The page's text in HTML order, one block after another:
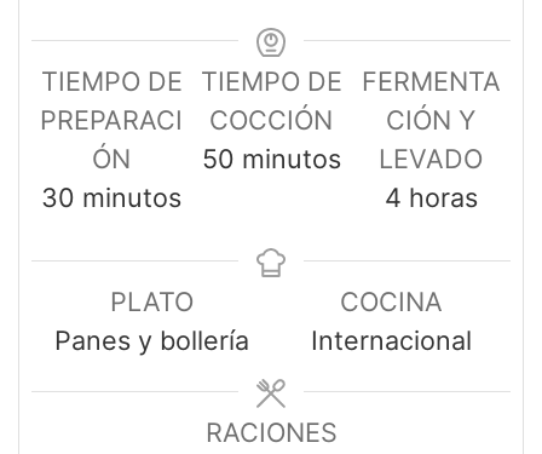
TIEMPO DE
PREPARACI
ÓN
30 minutos
TIEMPO DE
COCCIÓN
50 minutos
FERMENTA
CIÓN Y
LEVADO
4 horas
PLATO
Panes y bollería
COCINA
Internacional
RACIONES